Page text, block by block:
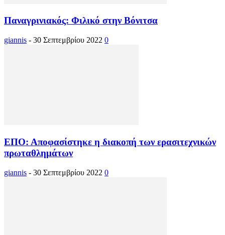
Παναγρινιακός: Φιλικό στην Βόνιτσα
giannis - 30 Σεπτεμβρίου 2022 0
ΕΠΟ: Αποφασίστηκε η διακοπή των ερασιτεχνικών
πρωταθλημάτων
giannis - 30 Σεπτεμβρίου 2022 0